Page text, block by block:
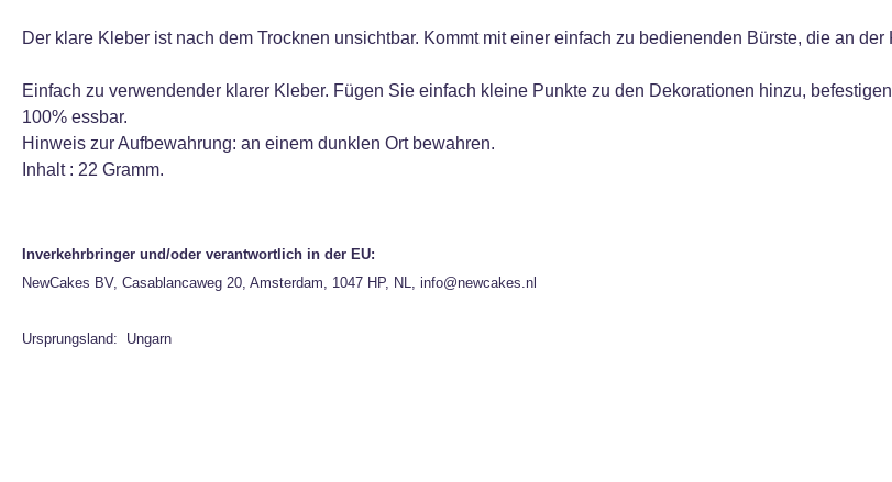
Der klare Kleber ist nach dem Trocknen unsichtbar. Kommt mit einer einfach zu bedienenden Bürste, die an der
Einfach zu verwendender klarer Kleber. Fügen Sie einfach kleine Punkte zu den Dekorationen hinzu,
100% essbar.
Hinweis zur Aufbewahrung: an einem dunklen Ort bewahren.
Inhalt : 22 Gramm.
Inverkehrbringer und/oder verantwortlich in der EU:
NewCakes BV, Casablancaweg 20, Amsterdam, 1047 HP, NL, info@newcakes.nl
Ursprungsland: Ungarn